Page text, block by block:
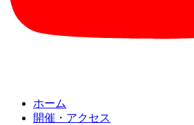
ホーム
開催・アクセス